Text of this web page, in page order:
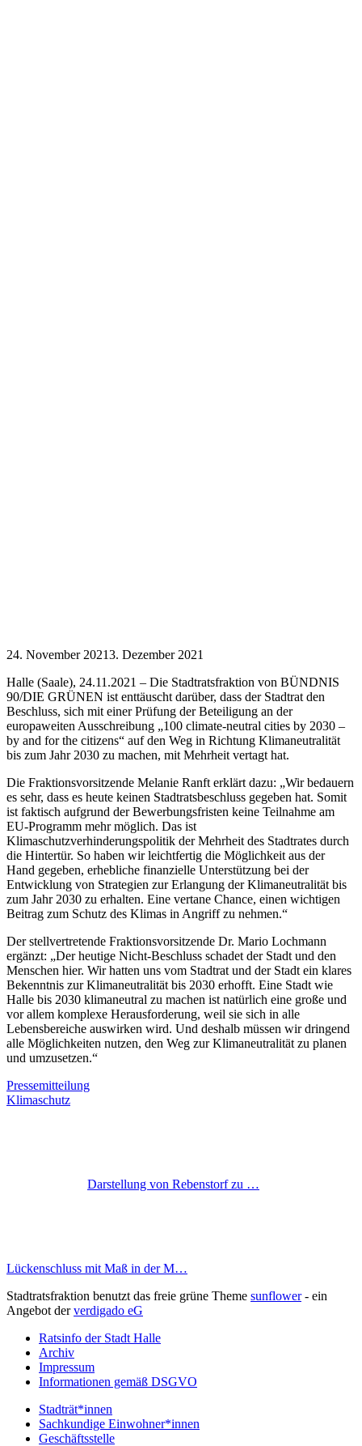
24. November 20213. Dezember 2021
Halle (Saale), 24.11.2021 – Die Stadtratsfraktion von BÜNDNIS
90/DIE GRÜNEN ist enttäuscht darüber, dass der Stadtrat den
Beschluss, sich mit einer Prüfung der Beteiligung an der
europaweiten Ausschreibung „100 climate-neutral cities by 2030 –
by and for the citizens“ auf den Weg in Richtung Klimaneutralität
bis zum Jahr 2030 zu machen, mit Mehrheit vertagt hat.
Die Fraktionsvorsitzende Melanie Ranft erklärt dazu: „Wir bedauern
es sehr, dass es heute keinen Stadtratsbeschluss gegeben hat. Somit
ist faktisch aufgrund der Bewerbungsfristen keine Teilnahme am
EU-Programm mehr möglich. Das ist
Klimaschutzverhinderungspolitik der Mehrheit des Stadtrates durch
die Hintertür. So haben wir leichtfertig die Möglichkeit aus der
Hand gegeben, erhebliche finanzielle Unterstützung bei der
Entwicklung von Strategien zur Erlangung der Klimaneutralität bis
zum Jahr 2030 zu erhalten. Eine vertane Chance, einen wichtigen
Beitrag zum Schutz des Klimas in Angriff zu nehmen.“
Der stellvertretende Fraktionsvorsitzende Dr. Mario Lochmann
ergänzt: „Der heutige Nicht-Beschluss schadet der Stadt und den
Menschen hier. Wir hatten uns vom Stadtrat und der Stadt ein klares
Bekenntnis zur Klimaneutralität bis 2030 erhofft. Eine Stadt wie
Halle bis 2030 klimaneutral zu machen ist natürlich eine große und
vor allem komplexe Herausforderung, weil sie sich in alle
Lebensbereiche auswirken wird. Und deshalb müssen wir dringend
alle Möglichkeiten nutzen, den Weg zur Klimaneutralität zu planen
und umzusetzen.“
Pressemitteilung
Klimaschutz
Darstellung von Rebenstorf zu …
Lückenschluss mit Maß in der M…
Stadtratsfraktion benutzt das freie grüne Theme sunflower‐ ein
Angebot derverdigado eG
Ratsinfo der Stadt Halle
Archiv
Impressum
Informationen gemäß DSGVO
Stadträt*innen
Sachkundige Einwohner*innen
Geschäftsstelle